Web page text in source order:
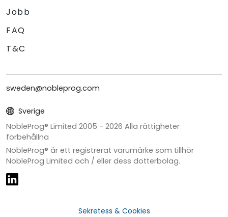
Jobb
FAQ
T&C
sweden@nobleprog.com
Sverige
NobleProg® Limited 2005 - 2026 Alla rättigheter
förbehållna
NobleProg® är ett registrerat varumärke som tillhör
NobleProg Limited och / eller dess dotterbolag.
Sekretess & Cookies